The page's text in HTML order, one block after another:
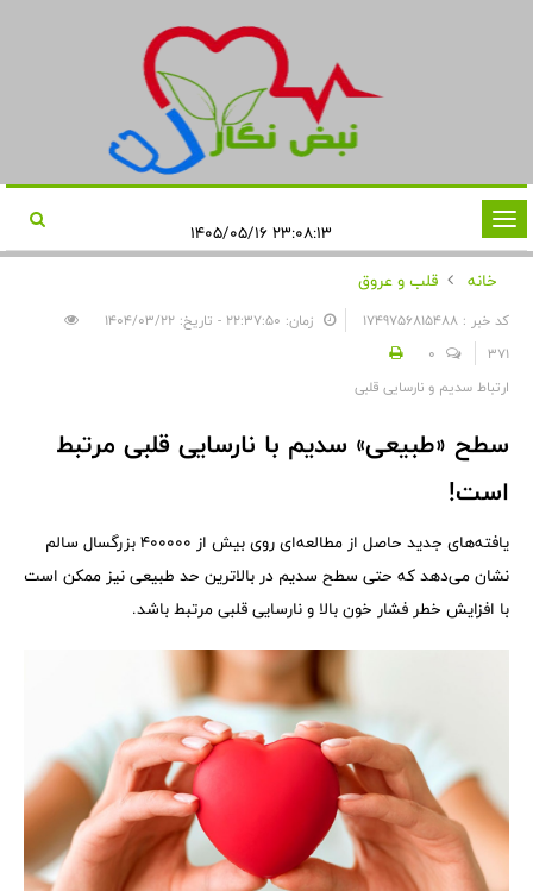
تغییر
وضعیت
ناوبری
خانه
قلب و عروق
کد خبر : 1749756815488
زمان: ۲۲:۳۷:۵۰ - تاریخ: ۱۴۰۴/۰۳/۲۲
371
0
ارتباط سدیم و نارسایی قلبی
سطح «طبیعی» سدیم با نارسایی قلبی مرتبط
است!
یافته‌های جدید حاصل از مطالعه‌ای روی بیش از ۴۰۰۰۰۰ بزرگسال سالم
نشان می‌دهد که حتی سطح سدیم در بالاترین حد طبیعی نیز ممکن است
با افزایش خطر فشار خون بالا و نارسایی قلبی مرتبط باشد.